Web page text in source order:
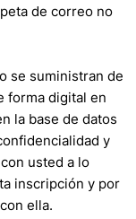
de correo no
se suministran de
forma digital en
la base de datos
y
usted a lo
inscripción y por
ella.